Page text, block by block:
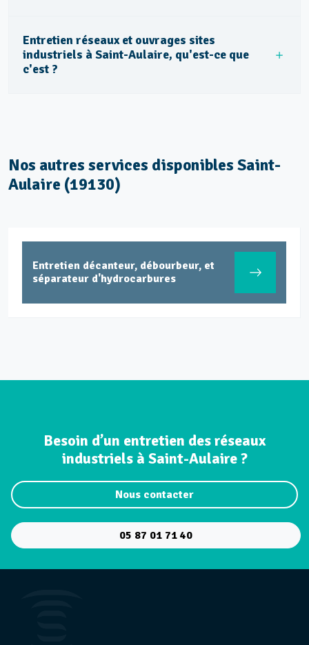
Entretien réseaux et ouvrages sites
industriels à Saint-Aulaire, qu'est-ce que
c'est ?
Nos autres services disponibles Saint-
Aulaire (19130)
Entretien décanteur, débourbeur, et
séparateur d'hydrocarbures
Besoin d’un entretien des réseaux
industriels à Saint-Aulaire ?
Nous contacter
05 87 01 71 40